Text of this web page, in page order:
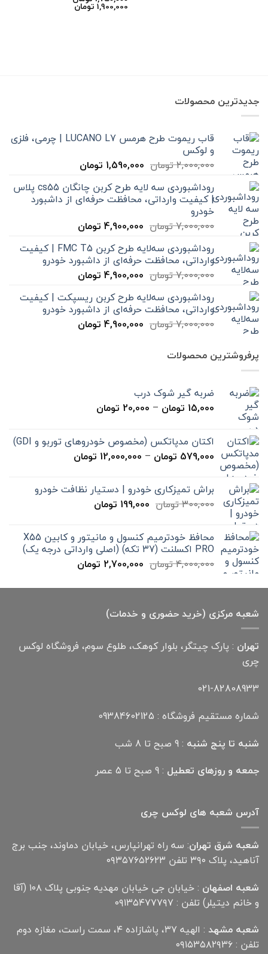
1,900,000 تومانمحدوده
قیمت:
جدیدترین محصولات
قاب ریموت طرح هرمس LUCANO L7 | چرمی، فلزی
و لوکس
2,000,000تومان قیمت
2,000,000 تومان
بود.
1,590,000 تومانقیمت
1,590,000 تومان
است.
روداشبوردی سه‌ لایه طرح کربن چانگان cs55 پلاس
| کیفیت وارداتی، محافظت حرفه‌ای از داشبورد
خودرو
7,000,000تومان قیمت
7,000,000 تومان
بود.
4,900,000 تومانقیمت
4,900,000 تومان
است.
روداشبوردی سه‌لایه طرح کربن FMC T5 | کیفیت
وارداتی، محافظت حرفه‌ای از داشبورد خودرو
7,000,000تومان قیمت
7,000,000 تومان
بود.
4,900,000 تومانقیمت
4,900,000 تومان
است.
روداشبوردی سه‌لایه طرح کربن ریسپکت | کیفیت
وارداتی، محافظت حرفه‌ای از داشبورد خودرو
7,000,000تومان قیمت
4,900,000 تومانقیمت
پرفروشترین محصولات
ضربه گیر شوک درب
15,000 تومان –
20,000 تومان
تا
20,000 تومان
اکتان مدپاتکس (مخصوص خودروهای توربو و GDI)
579,000 تومان –
12,000,000 تومان
تا
براش تمیزکاری خودرو | دستیار نظافت خودرو
300,000تومان قیمت
بود.
199,000 تومانقیمت
199,000 تومان
است. محافظ خودترمیم کنسول و مانیتور و کابین X55
PRO اکسلنت (37 تکه) (اصلی وارداتی درجه یک)
4,000,000تومان قیمت
4,000,000 تومان
2,700,000 تومانقیمت
2,700,000 تومان
شعبه مرکزی (خرید حضوری و خدمات)
تهران : پارک چیتگر، بلوار کوهک، طلوع سوم، فروشگاه لوکس
چری
021-82808933
شماره مستقیم فروشگاه : 09384602125
شنبه تا پنج شنبه : 9 صبح تا 8 شب
جمعه و روزهای تعطیل : 9 صبح تا 5 عصر
آدرس شعبه های لوکس چری
شعبه شرق تهران: سه راه تهرانپارس، خیابان دماوند، جنب برج
آناهید، پلاک ۳۹۰ تلفن ۰۹۳۵۷۶۵۲۶۲۳
شعبه اصفهان
: خیابان جی خیابان مهدیه جنوبی پلاک ۱۰۸ (آقا
و خانم دیتیلر) تلفن : ۰۹۱۳۵۴۷۷۷۹۷
شعبه مشهد
: الهیه ۳۷، پاشازاده ۴، سمت راست، مغازه دوم
تلفن : ۰۹۱۵۳۵۸۲۹۳۶